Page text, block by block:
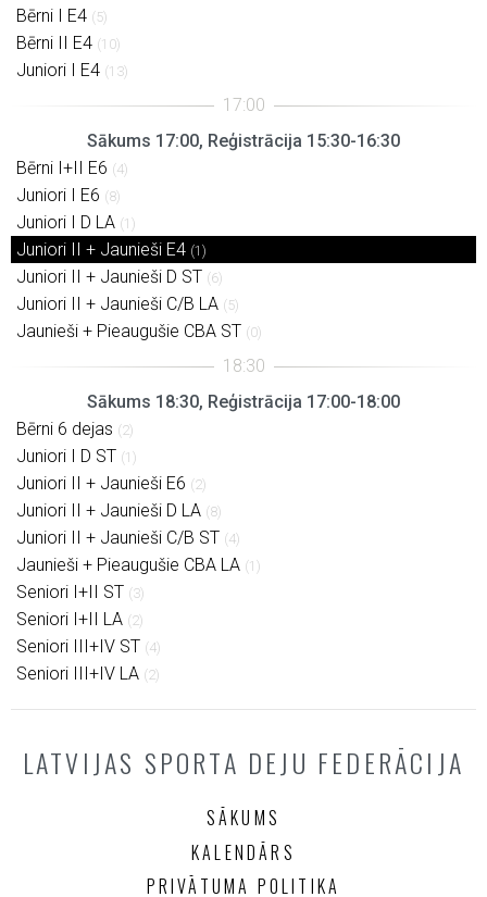
Bērni I E4 (5)
Bērni II E4 (10)
Juniori I E4 (13)
Sākums 17:00, Reģistrācija 15:30-16:30
Bērni I+II E6 (4)
Juniori I E6 (8)
Juniori I D LA (1)
Juniori II + Jaunieši E4 (1)
Juniori II + Jaunieši D ST (6)
Juniori II + Jaunieši C/B LA (5)
Jaunieši + Pieaugušie CBA ST (0)
Sākums 18:30, Reģistrācija 17:00-18:00
Bērni 6 dejas (2)
Juniori I D ST (1)
Juniori II + Jaunieši E6 (2)
Juniori II + Jaunieši D LA (8)
Juniori II + Jaunieši C/B ST (4)
Jaunieši + Pieaugušie CBA LA (1)
Seniori I+II ST (3)
Seniori I+II LA (2)
Seniori III+IV ST (4)
Seniori III+IV LA (2)
LATVIJAS SPORTA DEJU FEDERĀCIJA
SĀKUMS
KALENDĀRS
PRIVĀTUMA POLITIKA